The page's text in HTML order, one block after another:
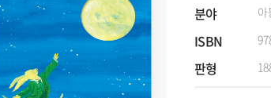
분야
ISBN
판형